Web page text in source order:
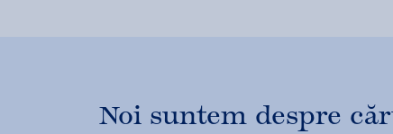
Noi suntem despre